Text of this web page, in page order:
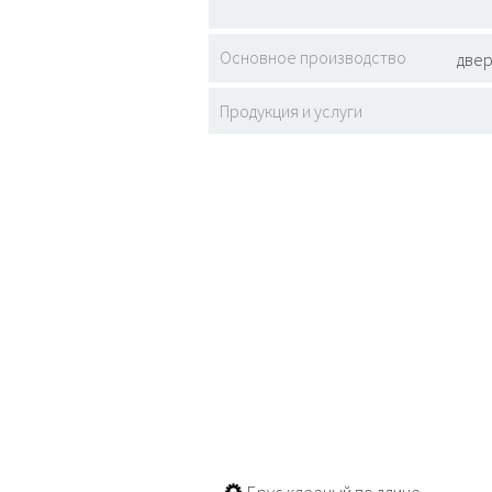
Основное производство
Продукция и услуги